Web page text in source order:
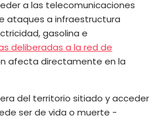
a las telecomunicaciones
ataques a infraestructura
gasolina e
deliberadas a la red de
afecta directamente en la
del territorio sitiado y acceder
ser de vida o muerte -